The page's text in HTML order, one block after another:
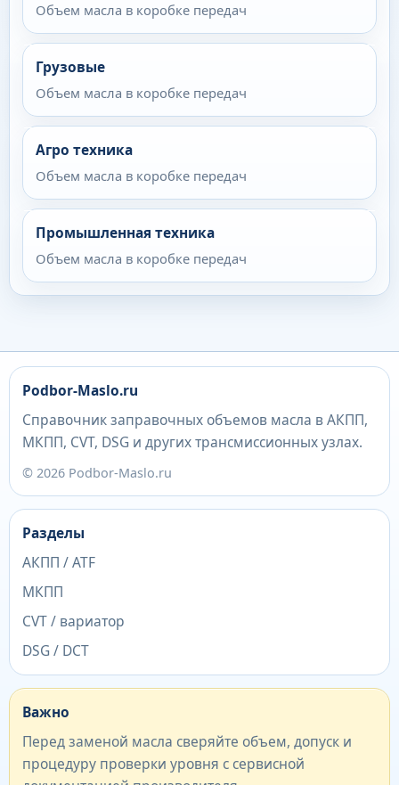
Объем масла в коробке передач
Грузовые
Объем масла в коробке передач
Агро техника
Объем масла в коробке передач
Промышленная техника
Объем масла в коробке передач
Podbor-Maslo.ru
Справочник заправочных объемов масла в АКПП,
МКПП, CVT, DSG и других трансмиссионных узлах.
© 2026 Podbor-Maslo.ru
Разделы
АКПП / ATF
МКПП
CVT / вариатор
DSG / DCT
Важно
Перед заменой масла сверяйте объем, допуск и
процедуру проверки уровня с сервисной